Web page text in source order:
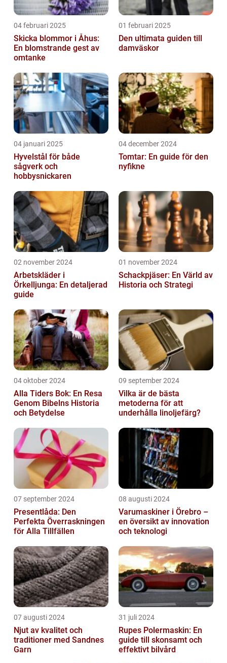
04 februari 2025
Skicka blommor i Åhus:
En blomstrande gest av
omtanke
01 februari 2025
Den ultimata guiden till
damväskor
04 januari 2025
Hyvelstål för både
sågverk och
hobbysnickaren
04 december 2024
Tomtar: En guide för den
nyfikne
02 november 2024
Arbetskläder i
Örkelljunga: En detaljerad
guide
01 november 2024
Schackpjäser: En Värld av
Historia och Strategi
04 oktober 2024
Alla Tiders Bok: En Resa
Genom Bibelns Historia
och Betydelse
09 september 2024
Vilka är de bästa
metoderna för att
underhålla linoljefärg?
07 september 2024
Presentlåda: Den
Perfekta Överraskningen
för Alla Tillfällen
08 augusti 2024
Varumaskiner i Örebro –
en översikt av innovation
och teknologi
07 augusti 2024
Njut av kvalitet och
traditioner med Sandnes
Garn
31 juli 2024
Rupes Polermaskin: En
guide till skonsamt och
effektivt bilvård